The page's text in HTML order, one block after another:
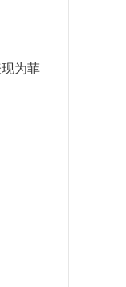
为菲